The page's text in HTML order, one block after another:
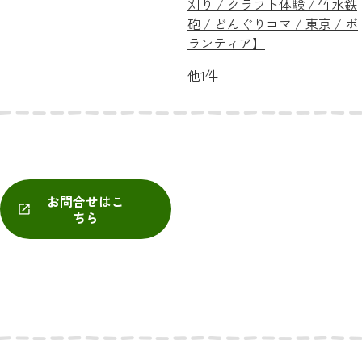
刈り / クラフト体験 / 竹水鉄
砲 / どんぐりコマ / 東京 / ボ
ランティア】
他1件
お問合せはこ
ちら